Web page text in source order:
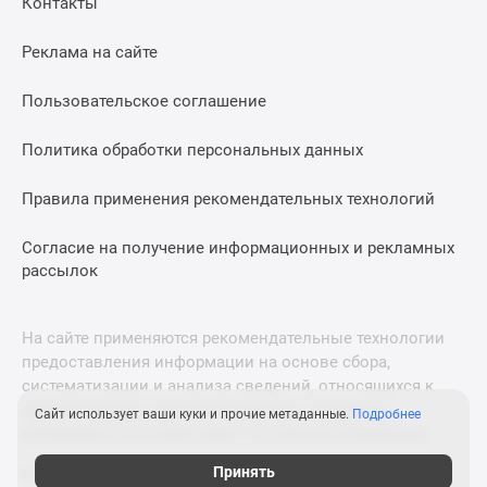
Дома
Коттеджные
Москве
коттеджные
поселки
коттеджные
поселки
Коттеджные
поселки
Реклама на сайте
Пользовательское соглашение
Политика обработки персональных данных
Правила применения рекомендательных технологий
Согласие на получение информационных и рекламных
рассылок
На сайте применяются рекомендательные технологии
предоставления информации на основе сбора,
систематизации и анализа сведений, относящихся к
предпочтениям пользователей сети «Интернет»,
© 2011—2026 Новострой-М. Все права защищены. Всё,
Сайт использует ваши куки и прочие метаданные. Подробнее
Принять